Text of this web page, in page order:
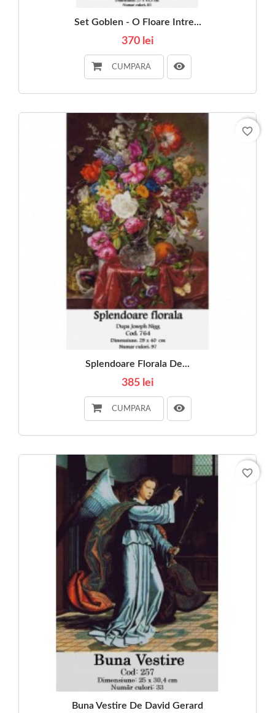
Set Goblen - O Floare Intre...
370 lei
CUMPARA
Splendoare Florala De...
385 lei
CUMPARA
favorite_border
Buna Vestire De David Gerard
favorite_border